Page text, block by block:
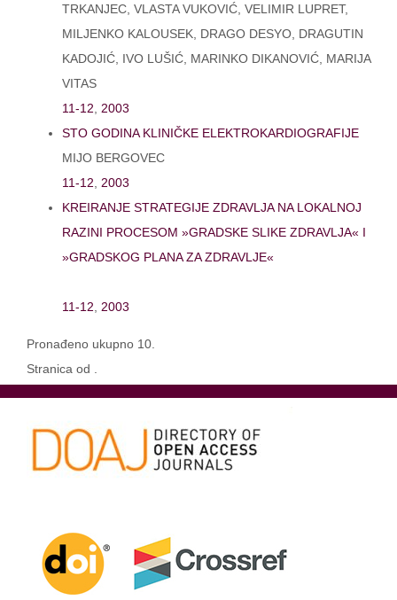
TRKANJEC, VLASTA VUKOVIĆ, VELIMIR LUPRET,
MILJENKO KALOUSEK, DRAGO DESYO, DRAGUTIN
KADOJIĆ, IVO LUŠIĆ, MARINKO DIKANOVIĆ, MARIJA
VITAS
11-12
2003
STO GODINA KLINIČKE ELEKTROKARDIOGRAFIJE
MIJO BERGOVEC
11-12
2003
KREIRANJE STRATEGIJE ZDRAVLJA NA LOKALNOJ
RAZINI PROCESOM »GRADSKE SLIKE ZDRAVLJA« I
»GRADSKOG PLANA ZA ZDRAVLJE«
11-12 2003
Pronađeno ukupno 10.
Stranica od .